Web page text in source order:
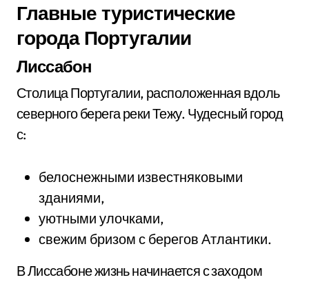
Главные туристические
города Португалии
Лиссабон
Столица Португалии, расположенная вдоль
северного берега реки Тежу. Чудесный город
с:
белоснежными известняковыми
зданиями,
уютными улочками,
свежим бризом с берегов Атлантики.
В Лиссабоне жизнь начинается с заходом